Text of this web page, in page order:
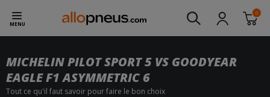
MENU
0
MICHELIN PILOT SPORT 5 VS GOODYEAR
EAGLE F1 ASYMMETRIC 6
Tout ce qu'il faut savoir pour faire le bon choix